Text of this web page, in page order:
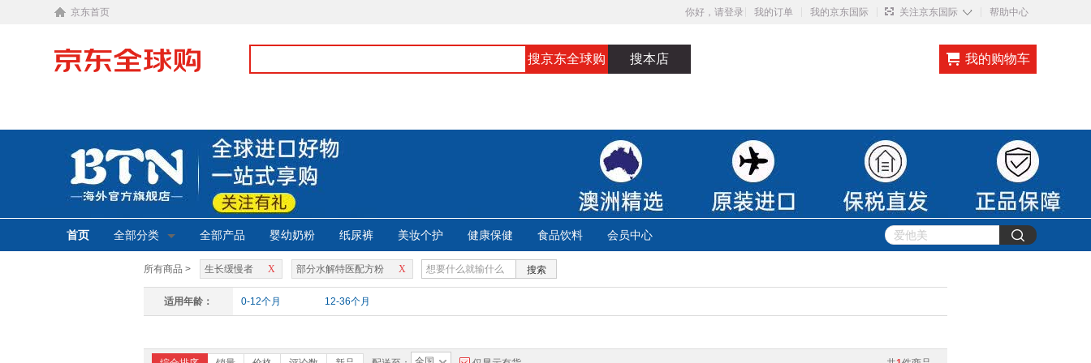
京东首页 你好，请登录 我的订单 我的京东国际 关注京东国际 ◇ 帮助中心
搜京东全球购 搜本店 我的购物车
首页 全部分类 全部产品 婴幼奶粉 纸尿裤 美妆个护 健康保健 食品饮料 会员中心
所有商品 > X
生长缓慢者 X
部分水解特医配方粉 搜索
适用年龄： 0-12个月 12-36个月